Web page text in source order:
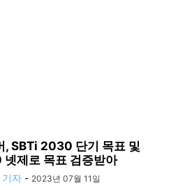
, SBTi 2030 단기 목표 및
제로 목표 검증받아
기자 - 2023년 07월 11일